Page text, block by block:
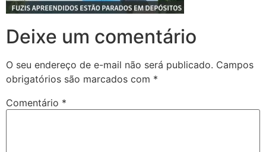
Deixe um comentário
O seu endereço de e-mail não será publicado. Campos
obrigatórios são marcados com *
Comentário *